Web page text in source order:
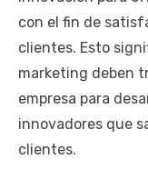
con el fin de
clientes. Esto
marketing deben
empresa para
innovadores que
clientes.